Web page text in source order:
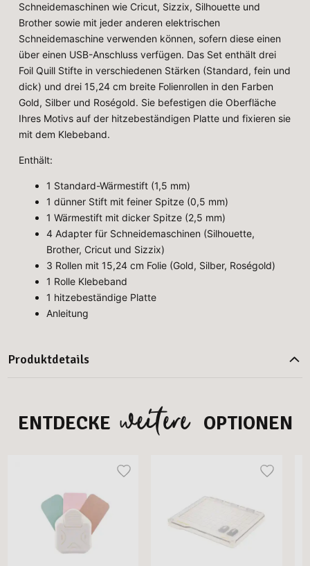
Schneidemaschinen wie Cricut, Sizzix, Silhouette und
Brother sowie mit jeder anderen elektrischen
Schneidemaschine verwenden können, sofern diese einen
über einen USB-Anschluss verfügen. Das Set enthält drei
Foil Quill Stifte in verschiedenen Stärken (Standard, fein und
dick) und drei 15,24 cm breite Folienrollen in den Farben
Gold, Silber und Roségold. Sie befestigen die Oberfläche
Ihres Motivs auf der hitzebeständigen Platte und fixieren sie
mit dem Klebeband.
Enthält:
1 Standard-Wärmestift (1,5 mm)
1 dünner Stift mit feiner Spitze (0,5 mm)
1 Wärmestift mit dicker Spitze (2,5 mm)
4 Adapter für Schneidemaschinen (Silhouette,
Brother, Cricut und Sizzix)
3 Rollen mit 15,24 cm Folie (Gold, Silber, Roségold)
1 Rolle Klebeband
1 hitzebeständige Platte
Anleitung
Produktdetails
ENTDECKE weitere OPTIONEN